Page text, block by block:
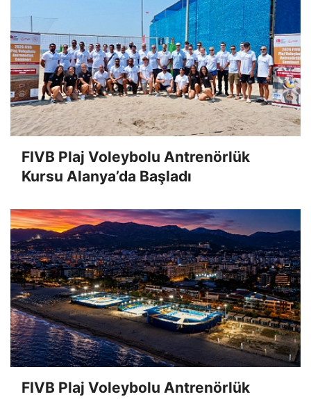
FIVB Plaj Voleybolu Antrenörlük
Kursu Alanya’da Başladı
FIVB Plaj Voleybolu Antrenörlük